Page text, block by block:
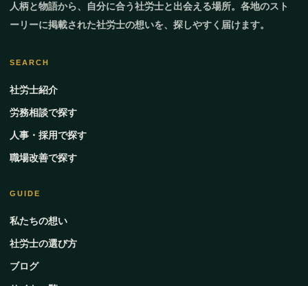
人柄と物語から、自分に合う社労士と出会える場所。各地のスト
ーリーに掲載された社労士の想いを、探しやすく届けます。
SEARCH
社労士紹介
労務相談で探す
人事・採用で探す
職場改善で探す
GUIDE
私たちの想い
社労士の選び方
ブログ